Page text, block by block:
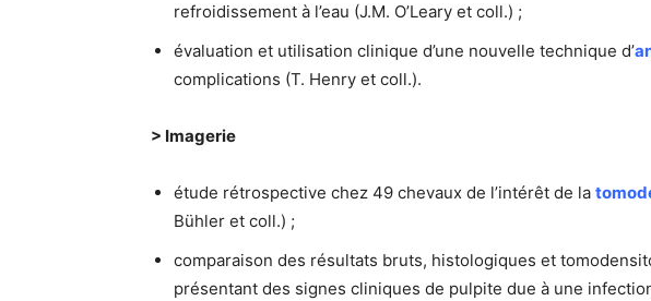
refroidissement à l’eau (J.M. O’Leary et coll.) ;
évaluation et utilisation clinique d’une nouvelle technique d’
complications (T. Henry et coll.).
> Imagerie
étude rétrospective chez 49 chevaux de l’intérêt de la
Bühler et coll.) ;
comparaison des résultats bruts, histologiques et
présentant des signes cliniques de pulpite due à une